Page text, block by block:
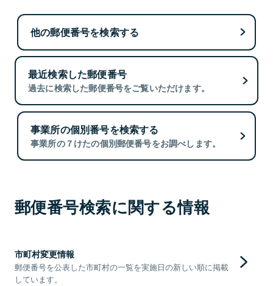
他の郵便番号を検索する
最近検索した郵便番号
過去に検索した郵便番号をご覧いただけます。
事業所の個別番号を検索する
事業所の７けたの個別郵便番号をお調べします。
郵便番号検索に関する情報
市町村変更情報
郵便番号を公表した市町村の一覧を実施日の新しい順に掲載
しています。